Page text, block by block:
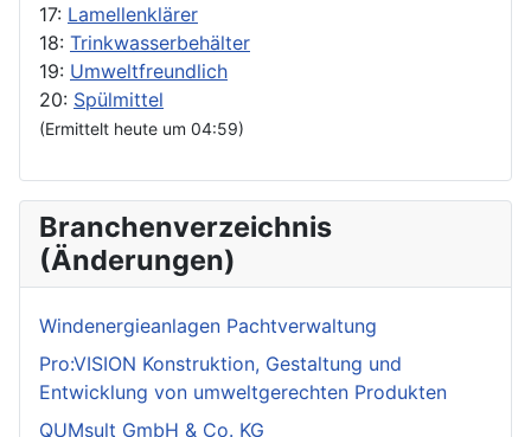
17: Lamellenklärer
18: Trinkwasserbehälter
19: Umweltfreundlich
20: Spülmittel
(Ermittelt heute um 04:59)
Branchenverzeichnis
(Änderungen)
Windenergieanlagen Pachtverwaltung
Pro:VISION Konstruktion, Gestaltung und
Entwicklung von umweltgerechten Produkten
QUMsult GmbH & Co. KG